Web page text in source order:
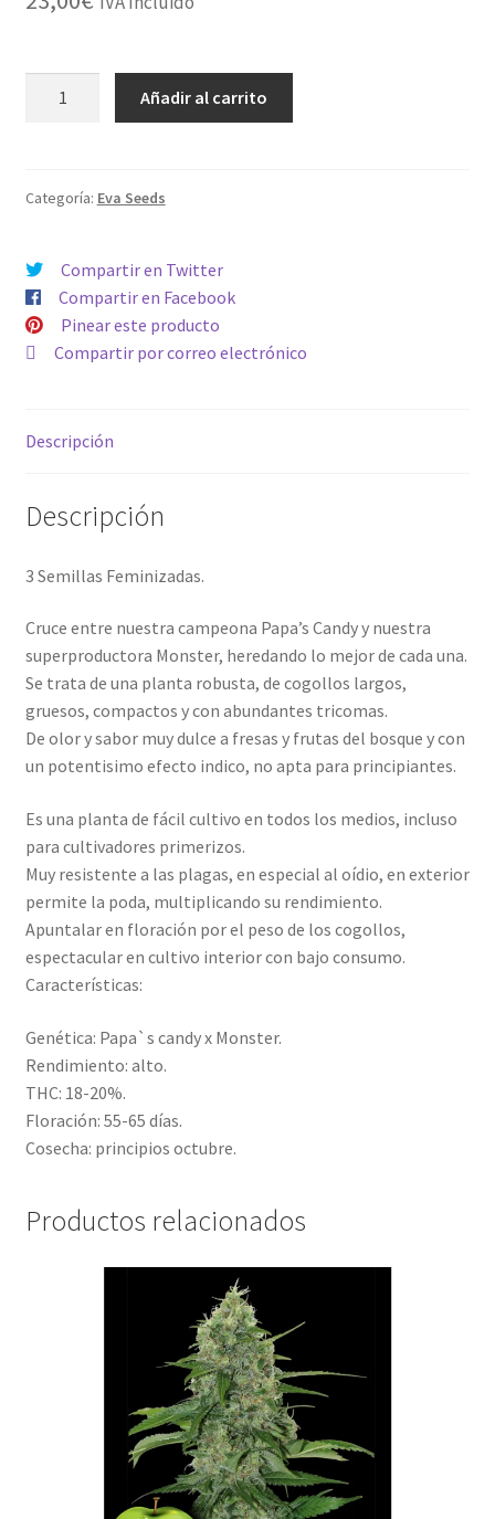
Añadir al carrito
Categoría: Eva Seeds
Compartir en Twitter
Compartir en Facebook
Pinear este producto
Compartir por correo electrónico
Descripción
Descripción
3 Semillas Feminizadas.
Cruce entre nuestra campeona Papa’s Candy y nuestra
superproductora Monster, heredando lo mejor de cada una.
Se trata de una planta robusta, de cogollos largos,
gruesos, compactos y con abundantes tricomas.
De olor y sabor muy dulce a fresas y frutas del bosque y con
un potentisimo efecto indico, no apta para principiantes.
Es una planta de fácil cultivo en todos los medios, incluso
para cultivadores primerizos.
Muy resistente a las plagas, en especial al oídio, en exterior
permite la poda, multiplicando su rendimiento.
Apuntalar en floración por el peso de los cogollos,
espectacular en cultivo interior con bajo consumo.
Características:
Genética: Papa`s candy x Monster.
Rendimiento: alto.
THC: 18-20%.
Floración: 55-65 días.
Cosecha: principios octubre.
Productos relacionados